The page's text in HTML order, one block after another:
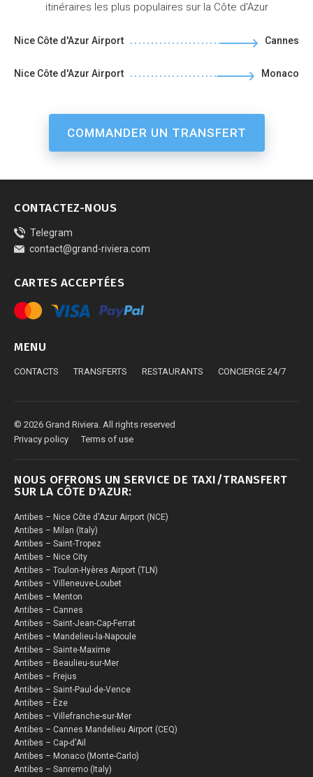
itinéraires les plus populaires sur la Côte d'Azur
Nice Côte d'Azur Airport Cannes
Nice Côte d'Azur Airport Monaco
COMMANDER UN TRANSFERT
CONTACTEZ-NOUS
Telegram
contact@grand-riviera.com
СARTES ACCEPTÉES
MENU
CONTACTS TRANSFERTS RESTAURANTS CONCIERGE 24/7
© 2026 Grand Riviera. All rights reserved
Privacy policy
Terms of use
NOUS OFFRONS UN SERVICE DE TAXI/TRANSFERT
SUR LA CÔTE D'AZUR:
Antibes – Nice Côte d'Azur Airport (NCE)
Antibes – Milan (Italy)
Antibes – Saint-Tropez
Antibes – Nice City
Antibes – Toulon-Hyères Airport (TLN)
Antibes – Villeneuve-Loubet
Antibes – Menton
Antibes – Cannes
Antibes – Saint-Jean-Cap-Ferrat
Antibes – Mandelieu-la-Napoule
Antibes – Sainte-Maxime
Antibes – Beaulieu-sur-Mer
Antibes – Frejus
Antibes – Saint-Paul-de-Vence
Antibes – Èze
Antibes – Villefranche-sur-Mer
Antibes – Cannes Mandelieu Airport (CEQ)
Antibes – Cap-d'Ail
Antibes – Monaco (Monte-Carlo)
Antibes – Sanremo (Italy)